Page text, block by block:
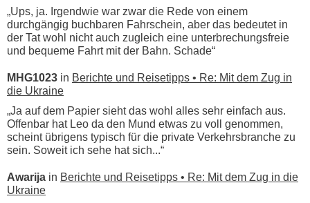
„Ups, ja. Irgendwie war zwar die Rede von einem
durchgängig buchbaren Fahrschein, aber das bedeutet in
der Tat wohl nicht auch zugleich eine unterbrechungsfreie
und bequeme Fahrt mit der Bahn. Schade“
MHG1023 in Berichte und Reisetipps • Re: Mit dem Zug in
die Ukraine
„Ja auf dem Papier sieht das wohl alles sehr einfach aus.
Offenbar hat Leo da den Mund etwas zu voll genommen,
scheint übrigens typisch für die private Verkehrsbranche zu
sein. Soweit ich sehe hat sich...“
Awarija in Berichte und Reisetipps • Re: Mit dem Zug in die
Ukraine